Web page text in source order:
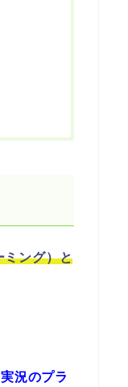
ング）と
況のプラ